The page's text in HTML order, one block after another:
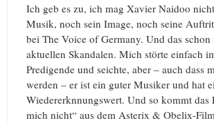
Ich geb es zu, ich mag Xavier Naidoo
Musik, noch sein Image, noch seine
bei The Voice of Germany. Und das schon
aktuellen Skandalen. Mich störte einfach
Predigende und seichte, aber – auch dass
werden – er ist ein guter Musiker und hat
Wiedererknnungswert. Und so kommt das
mich nicht“ aus dem Asterix & Obelix-